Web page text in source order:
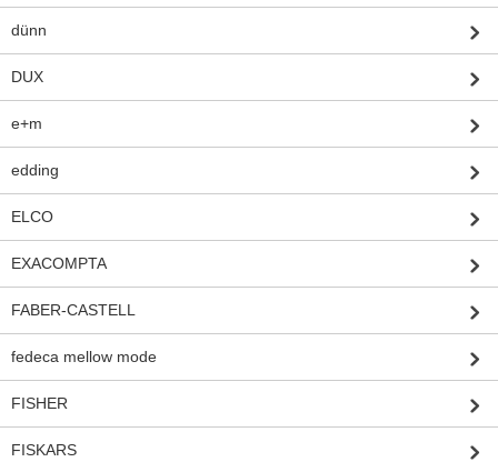
dünn
DUX
e+m
edding
ELCO
EXACOMPTA
FABER-CASTELL
fedeca mellow mode
FISHER
FISKARS